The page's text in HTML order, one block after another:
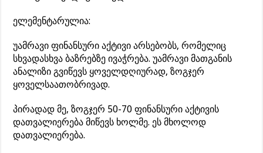
ელემენტარულია:
უამრავი ფინანსური აქტივი არსებობს, რომელიც
სხვადასხვა ბაზრებზე ივაჭრება. უამრავი მათგანის
ანალიზი გვიწევს ყოველდღიურად, ზოგჯერ
ყოველსაათობრივად.
პირადად მე, ზოგჯერ 50-70 ფინანსური აქტივის
დათვალიერება მიწევს ხოლმე. ეს მხოლოდ
დათვალიერება.